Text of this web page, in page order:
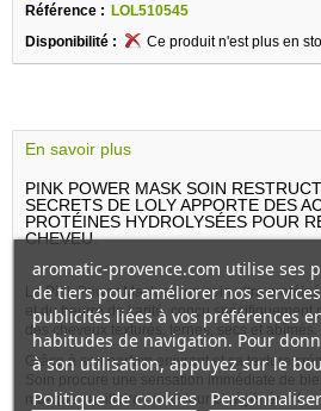
Référence : LOL510545
Disponibilité :
Ce produit n'est plus en
En savoir plus
PINK POWER MASK SOIN
SECRETS DE LOLY APPORTE DES
PROTÉINES HYDROLYSÉES POUR
CHEVEU.
Le Pink Power Mask est un soin ultra
et du beurre de karité, conçu spécifiquement
des cheveux texturés, ternes, secs et abîmés.
Grâce à son parfum enivrant et sa texture
Soin procure une sensation immédiate de
masque capillaire protecteur et régénérant.
aromatic-provence.com utilise ses
de tiers pour améliorer nos
publicités liées à vos préférences
habitudes de navigation. Pour
à son utilisation, appuyez sur le
Politique de cookies